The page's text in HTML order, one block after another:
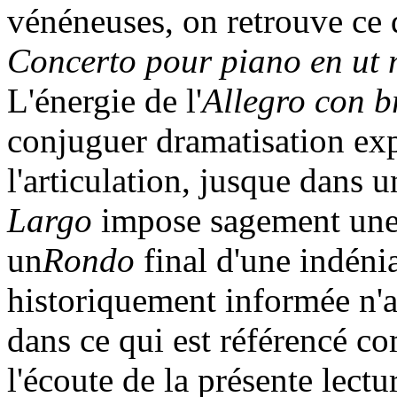
vénéneuses, on retrouve
Concerto pour piano en ut
L'énergie de l'Allegro con
conjuguer dramatisation
l'articulation, jusque dans
Largo impose sagement
unRondo final d'une
historiquement informée
dans ce qui est référencé
l'écoute de la présente